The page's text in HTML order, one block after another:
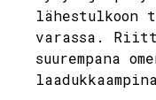
lähestulkoon
varassa.
suurempana